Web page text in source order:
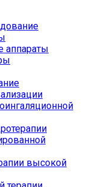
аппараты
высокой